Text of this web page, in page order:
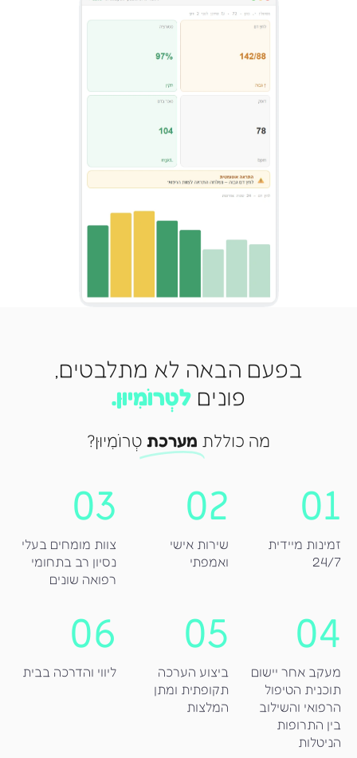
בפעם הבאה לא מתלבטים,
פונים לטְרוֹמִיוּן.
מה כוללת מערכת טְרוֹמִיוּן?
01
זמינות מיידית
24/7
02
שירות אישי
ואמפתי
03
צוות מומחים בעלי
נסיון רב בתחומי
רפואה שונים
04
מעקב אחר יישום
תוכנית הטיפול
הרפואי והשילוב
בין התרופות
הניטלות
05
ביצוע הערכה
תקופתית ומתן
המלצות
06
ליווי והדרכה בבית